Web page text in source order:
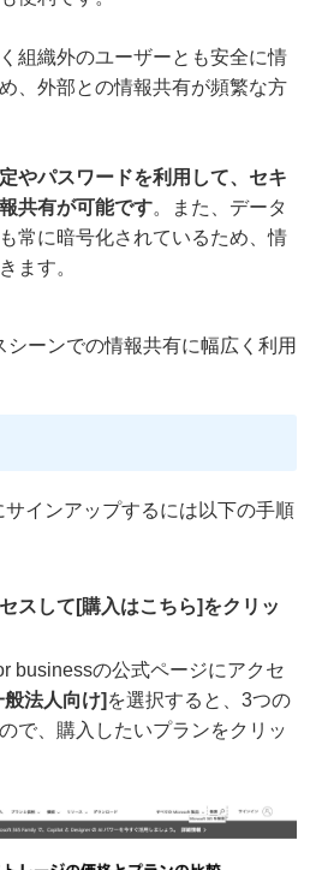
組織外のユーザーとも安全に情
、外部との情報共有が頻繁な方
やパスワードを利用して、セキ
共有が可能です。また、データ
常に暗号化されているため、情
ます。
シーンでの情報共有に幅広く利用
インアップするには以下の手順
スして[購入はこちら]をクリッ
businessの公式ページにアクセ
般法人向け] を選択すると、3つの
で、購入したいプランをクリッ